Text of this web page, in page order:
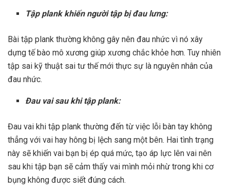
Tập plank khiến người tập bị đau lưng:
Bài tập plank thường không gây nên đau nhức vì nó xây
dựng tế bào mô xương giúp xương chắc khỏe hơn. Tuy nhiên
tập sai kỹ thuật sai tư thế mới thực sự là nguyên nhân của
đau nhức.
Đau vai sau khi tập plank:
Đau vai khi tập plank thường đến từ việc lỗi bàn tay không
thẳng với vai hay hông bị lệch sang một bên. Hai tình trạng
này sẽ khiến vai bạn bị ép quá mức, tạo áp lực lên vai nên
sau khi tập bạn sẽ cảm thấy vai mình mỏi nhừ trong khi cơ
bụng không được siết đúng cách.